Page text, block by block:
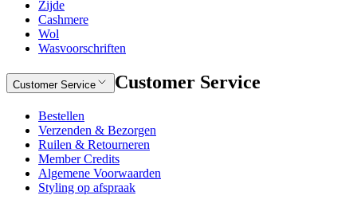
Zijde
Cashmere
Wol
Wasvoorschriften
Customer Service Customer Service
Bestellen
Verzenden & Bezorgen
Ruilen & Retourneren
Member Credits
Algemene Voorwaarden
Styling op afspraak